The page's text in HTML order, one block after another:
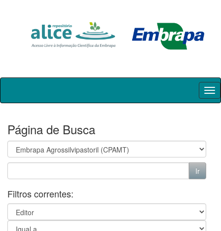
Skip
Página de Busca
Filtros correntes: